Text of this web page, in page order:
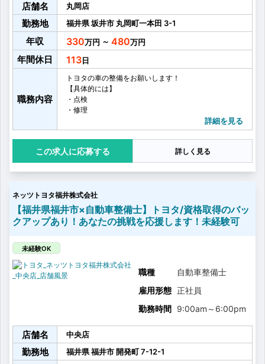
店舗名 丸岡店
勤務地 福井県坂井市 丸岡町一本田 3-1
年収 330 ～ 480
年間休日 113
職務内容
トヨタの車の整備をお願いします！
【具体的には】
・点検
・修理
・オイル交換
・タイヤ交換
・お客様へ整備内容のご説明
・お客様へのアフターフォロー
・その他整備業務に付随する雑務
お客さまに心から満足していただけるより良いサービ
スを提供するために、
営業、フロアアテンダント、サービスエンジニアの3部
門が日頃から積極的にコミュニケーションをとり、
詳細を見る
応募する 詳しく見る
ネッツトヨタ福井株式会社
【福井県福井市×自動車整備士】トヨタ/資格取得のバッ
クアップあり！あなたの挑戦を応援します！未経験可
未経験OK
職種
自動車整備士
雇用形態 正社員
勤務時間 9:00am ～ 6:00pm
店舗名 中央店
勤務地 福井県福井市 開発町7-12-1